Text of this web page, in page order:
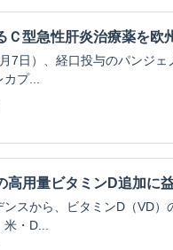
Ｃ型急性肝炎治療薬を欧
7日）、経口投与のパンジェ
プ...
高用量ビタミンD追加に
スから、ビタミンD（VD）
・D...